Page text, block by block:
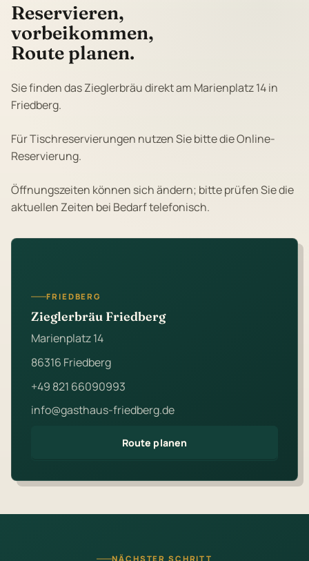
Reservieren,
vorbeikommen,
Route planen.
Sie finden das Zieglerbräu direkt am Marienplatz 14 in
Friedberg.
Für Tischreservierungen nutzen Sie bitte die Online-
Reservierung.
Öffnungszeiten können sich ändern; bitte prüfen Sie die
aktuellen Zeiten bei Bedarf telefonisch.
FRIEDBERG
Zieglerbräu Friedberg
Marienplatz 14
86316 Friedberg
+49 821 66090993
info@gasthaus-friedberg.de
Route planen
NÄCHSTER SCHRITT